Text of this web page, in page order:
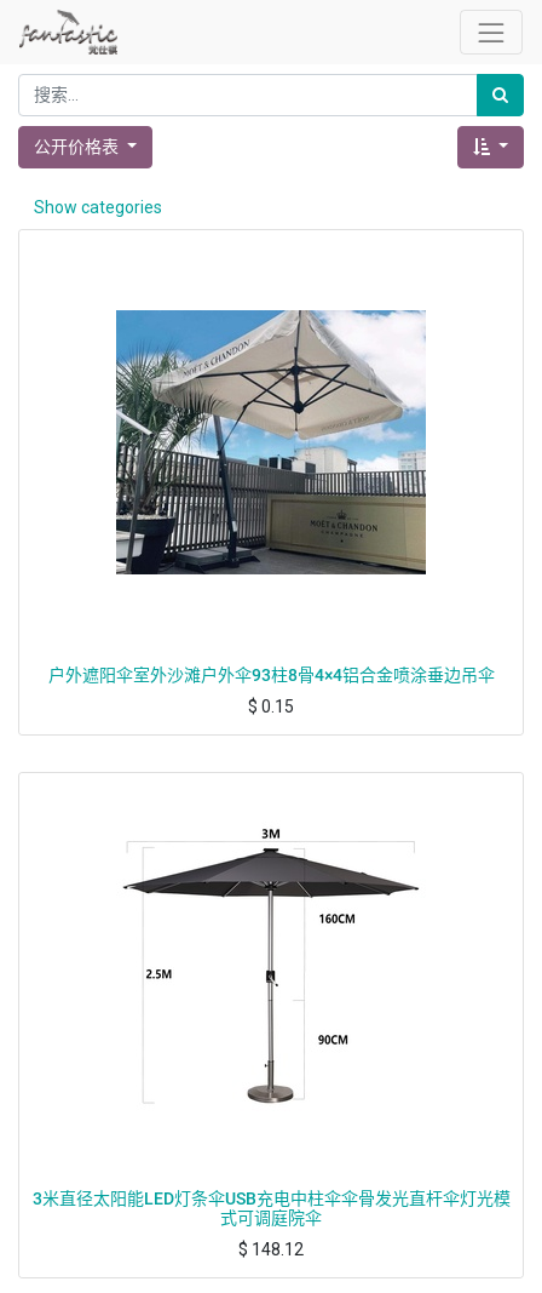
公开价格表
Show categories
户外遮阳伞室外沙滩户外伞93柱8骨4×4铝合金喷涂垂边吊伞
$ 0.15
3米直径太阳能LED灯条伞USB充电中柱伞伞骨发光直杆伞灯光模
式可调庭院伞
$ 148.12